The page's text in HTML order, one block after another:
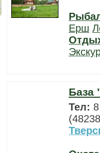
Ерш
База
Тел: